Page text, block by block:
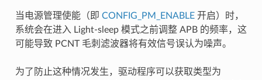
当电源管理使能（即 CONFIG_PM_ENABLE开启）时，
系统会在进入 Light-sleep 模式之前调整 APB 的频率，这
可能导致 PCNT 毛刺滤波器将有效信号误认为噪声。
为了防止这种情况发生，驱动程序可以获取类型为